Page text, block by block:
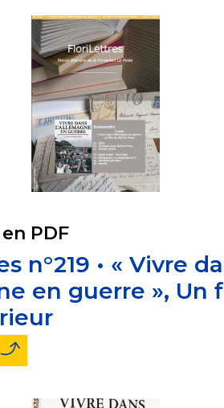
PDF
n°219 • « Vivre
en guerre », Un